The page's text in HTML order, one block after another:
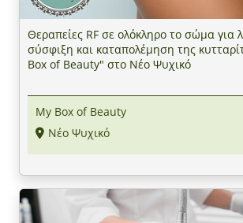
Θεραπείες RF σε ολόκληρο το σώμα για
σύσφιξη και καταπολέμηση της
Box of Beauty" στο Νέο Ψυχικό
My Box of Beauty
Νέο Ψυχικό